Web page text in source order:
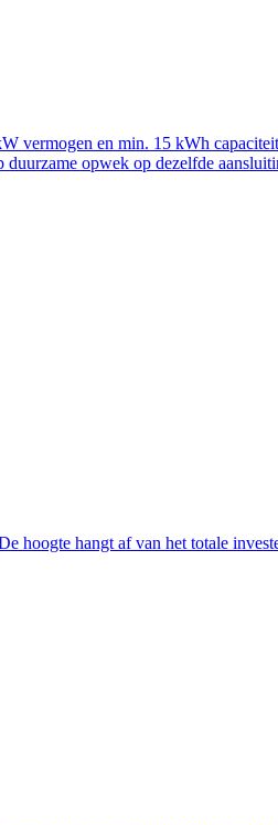
vermogen en min. 15 kWh
opwek op dezelfde
hangt af van het totale